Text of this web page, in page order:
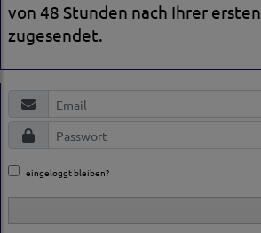
von 48 Stunden nach Ihrer
zugesendet.
eingeloggt bleiben?